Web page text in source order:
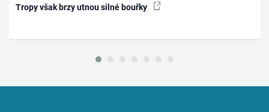
Tropy však brzy utnou silné bouřky